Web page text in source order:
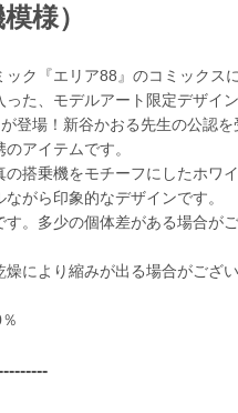
様）
ック『エリア88』のコミックス
った、モデルアート限定デザイ
登場！新谷かおる先生の公認を
アイテムです。
の搭乗機をモチーフにしたホワ
がら印象的なデザインです。
す。多少の個体差がある場合が
燥により縮みが出る場合がござい